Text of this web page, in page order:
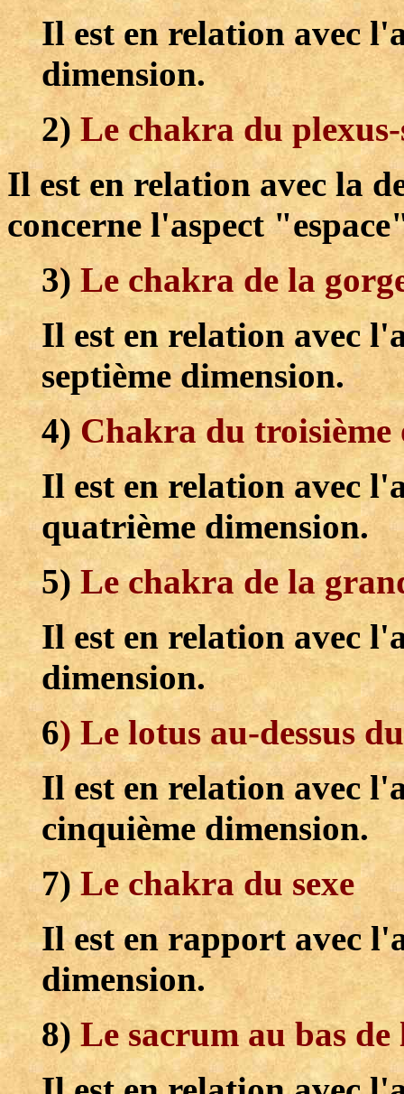
Il est en relation avec
dimension.
2)Le chakra du
Il est en relation avec la
concerne l'aspect
3)Le chakra de la
Il est en relation avec
septième dimension.
4) Chakra du troisième
Il est en relation avec
quatrième dimension.
5)Le chakra de la
Il est en relation avec
dimension.
6) Le lotus au-dessus
Il est en relation avec
cinquième dimension.
7)Le chakra du sexe
Il est en rapport avec
dimension.
8)Le sacrum au bas